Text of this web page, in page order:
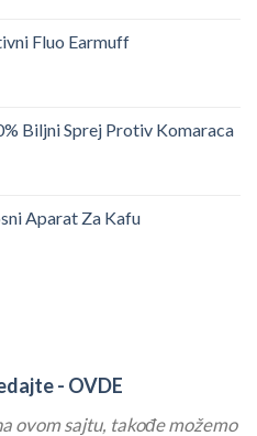
Fluo Earmuff
Biljni Sprej Protiv Komaraca
Aparat Za Kafu
- OVDE
ovom sajtu, takođe možemo